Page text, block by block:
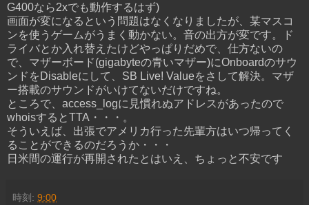
G400なら2xでも動作するはず)
画面が変になるという問題はなくなりましたが、某マスコ
ンを使うゲームがうまく動かない。音の出方が変です。ド
ライバとか入れ替えたけどやっぱりだめで、仕方ないの
で、マザーボード(gigabyteの青いマザー)にOnboardのサウ
ンドをDisableにして、SB Live! Valueをさして解決。マザ
ー搭載のサウンドがいけてないだけですね。
ところで、access_logに見慣れぬアドレスがあったので
whoisするとTTA・・・。
そういえば、出張でアメリカ行った先輩方はいつ帰ってく
ることができるのだろうか・・・
日米間の運行が再開されたとはいえ、ちょっと不安です
時刻: 9:00